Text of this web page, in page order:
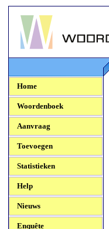
Woordenboek.NU
Home
Woordenboek
Aanvraag
Toevoegen
Statistieken
Help
Nieuws
Enquête